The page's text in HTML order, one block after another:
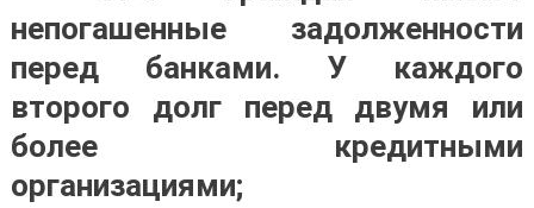
непогашенные задолженности
перед банками. У каждого
второго долг перед двумя или
более кредитными
организациями;